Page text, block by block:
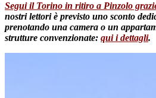
Segui il Torino in ritiro a Pinzolo
nostri lettori è previsto uno sconto
prenotando una camera o un
strutture convenzionate: qui i dettagli.